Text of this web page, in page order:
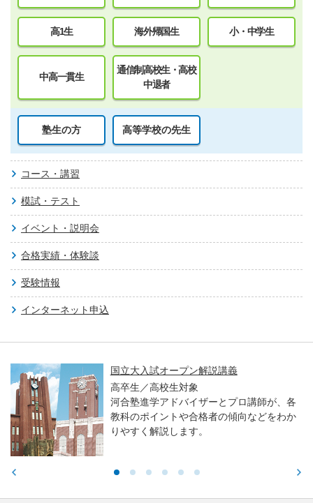
高1生 海外帰国生 小・中学生
中高一貫生
通信制高校生・高校
中退者
塾生の方 高等学校の先生
コース・講習
模試・テスト
イベント・説明会
合格実績・体験談
受験情報
インターネット申込
国立大入試オープン解説講義
高卒生／高校生対象
河合塾進学アドバイザーとプロ講師が、各
教科のポイントや合格者の傾向などをわか
りやすく解説します。